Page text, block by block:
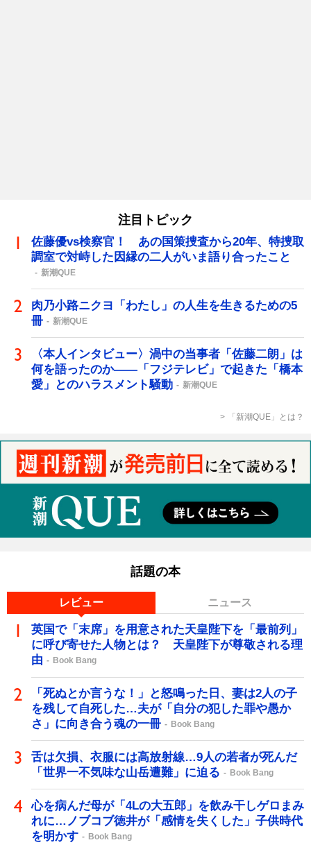
注目トピック
佐藤優vs検察官！ あの国策捜査から20年、特捜取
調室で対峙した因縁の二人がいま語り合ったこと
新潮QUE
肉乃小路ニクヨ「わたし」の人生を生きるための5
冊
新潮QUE
〈本人インタビュー〉渦中の当事者「佐藤二朗」は
何を語ったのか――「フジテレビ」で起きた「橋本
愛」とのハラスメント騒動
新潮QUE
「新潮QUE」とは？
話題の本
レビュー ニュース
英国で「末席」を用意された天皇陛下を「最前列」
に呼び寄せた人物とは？ 天皇陛下が尊敬される理
由
Book Bang
「死ぬとか言うな！」と怒鳴った日、妻は2人の子
を残して自死した…夫が「自分の犯した罪や愚か
さ」に向き合う魂の一冊
Book Bang
舌は欠損、衣服には高放射線…9人の若者が死んだ
「世界一不気味な山岳遭難」に迫る
Book Bang
心を病んだ母が「4Lの大五郎」を飲み干しゲロまみ
れに…ノブコブ徳井が「感情を失くした」子供時代
を明かす
Book Bang